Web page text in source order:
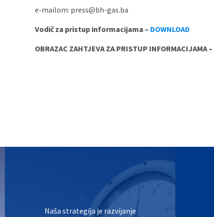
e-mailom: press@bh-gas.ba
Vodič za pristup informacijama – DOWNLOAD
OBRAZAC ZAHTJEVA ZA PRISTUP INFORMACIJAMA –
Naša strategija je razvijanje